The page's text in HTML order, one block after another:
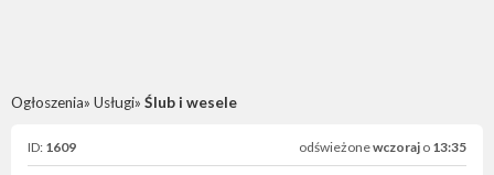
Ogłoszenia Usługi Ślub i wesele
ID: 1609 odświeżonewczoraj o 13:35